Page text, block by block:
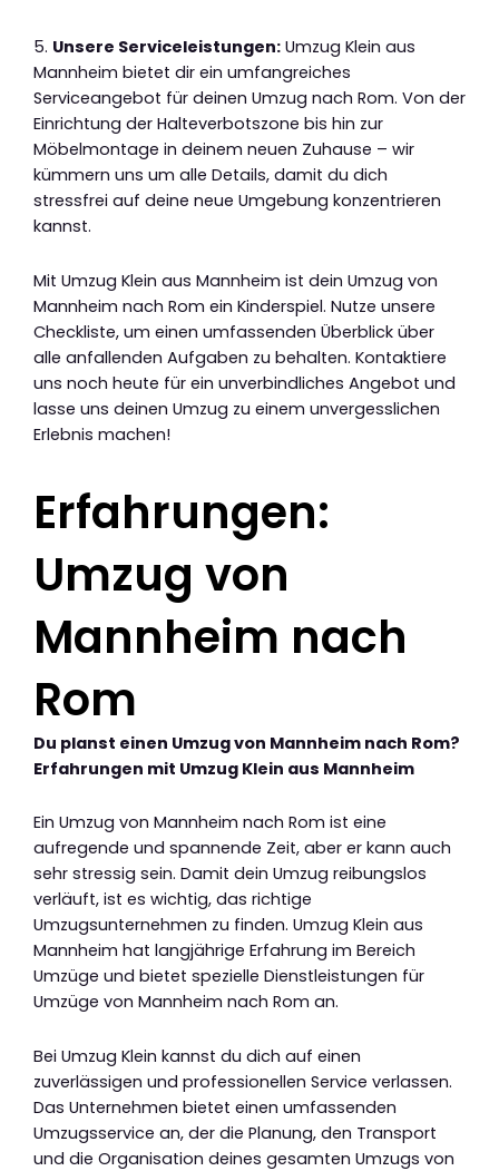
5. Unsere Serviceleistungen: Umzug Klein aus
Mannheim bietet dir ein umfangreiches
Serviceangebot für deinen Umzug nach Rom. Von der
Einrichtung der Halteverbotszone bis hin zur
Möbelmontage in deinem neuen Zuhause – wir
kümmern uns um alle Details, damit du dich
stressfrei auf deine neue Umgebung konzentrieren
kannst.
Mit Umzug Klein aus Mannheim ist dein Umzug von
Mannheim nach Rom ein Kinderspiel. Nutze unsere
Checkliste, um einen umfassenden Überblick über
alle anfallenden Aufgaben zu behalten. Kontaktiere
uns noch heute für ein unverbindliches Angebot und
lasse uns deinen Umzug zu einem unvergesslichen
Erlebnis machen!
Erfahrungen:
Umzug von
Mannheim nach
Rom
Du planst einen Umzug von Mannheim nach Rom?
Erfahrungen mit Umzug Klein aus Mannheim
Ein Umzug von Mannheim nach Rom ist eine
aufregende und spannende Zeit, aber er kann auch
sehr stressig sein. Damit dein Umzug reibungslos
verläuft, ist es wichtig, das richtige
Umzugsunternehmen zu finden. Umzug Klein aus
Mannheim hat langjährige Erfahrung im Bereich
Umzüge und bietet spezielle Dienstleistungen für
Umzüge von Mannheim nach Rom an.
Bei Umzug Klein kannst du dich auf einen
zuverlässigen und professionellen Service verlassen.
Das Unternehmen bietet einen umfassenden
Umzugsservice an, der die Planung, den Transport
und die Organisation deines gesamten Umzugs von